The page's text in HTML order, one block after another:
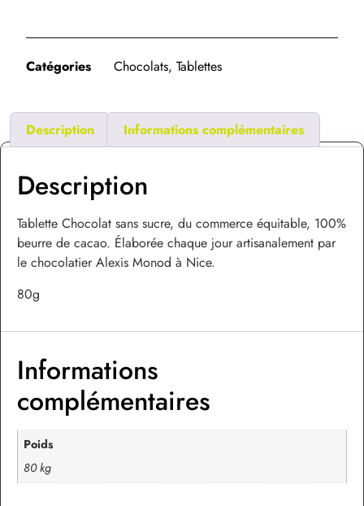
Catégories Chocolats, Tablettes
Description Informations complémentaires
Description
Tablette Chocolat sans sucre, du commerce équitable, 100%
beurre de cacao. Élaborée chaque jour artisanalement par
le chocolatier Alexis Monod à Nice.
80g
Informations
complémentaires
Poids
80 kg